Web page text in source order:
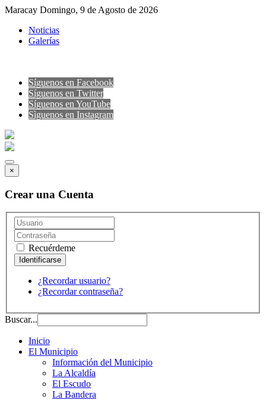
Maracay Domingo, 9 de Agosto de 2026
Noticias
Galerías
Síguenos en Facebook
Síguenos en Twitter
Síguenos en YouTube
Sìguenos en Instagram
×
Crear una Cuenta
Recuérdeme
¿Recordar usuario?
¿Recordar contraseña?
Buscar...
Inicio
El Municipio
Información del Municipio
La Alcaldía
El Escudo
La Bandera